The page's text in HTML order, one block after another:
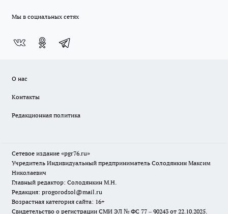
Мы в социальных сетях
О нас
Контакты
Редакционная политика
Сетевое издание «pgr76.ru»
Учредитель Индивидуальный предприниматель Солодянкин Максим
Николаевич
Главный редактор: Солодянкин М.Н.
Редакция: progorodsol@mail.ru
Возрастная категория сайта: 16+
Свидетельство о регистрации СМИ ЭЛ № ФС 77 – 90243 от 22.10.2025.